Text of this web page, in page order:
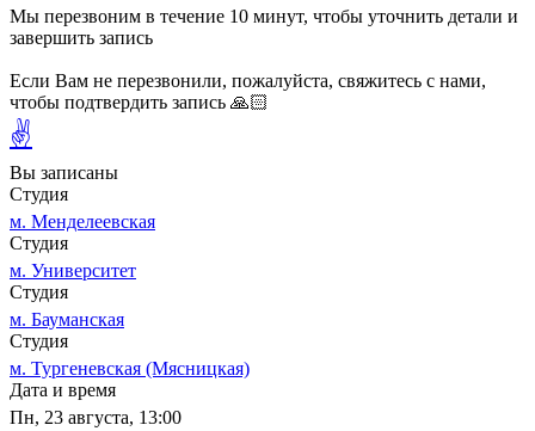
Мы перезвоним в течение 10 минут, чтобы уточнить детали и
завершить запись
Если Вам не перезвонили, пожалуйста, свяжитесь с нами,
чтобы подтвердить запись 🙏🏻
✌
Вы записаны
Студия
м. Менделеевская
Студия
м. Университет
Студия
м. Бауманская
Студия
м. Тургеневская (Мясницкая)
Дата и время
Пн, 23 августа, 13:00